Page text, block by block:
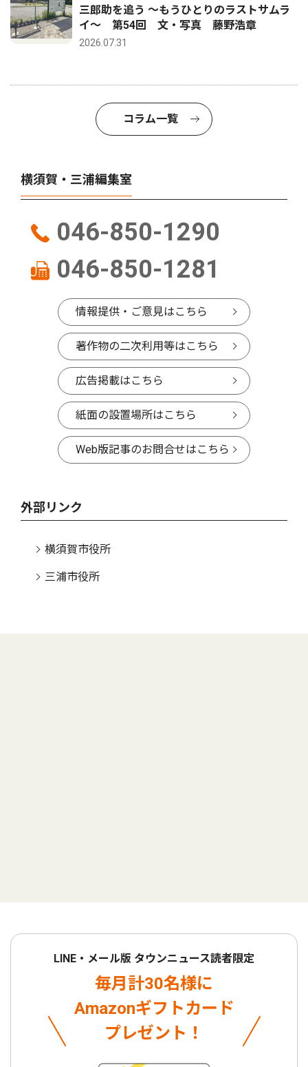
三郎助を追う 〜もうひとりのラストサムラ
イ〜 第54回 文・写真 藤野浩章
2026.07.31
コラム一覧
横須賀・三浦編集室
046-850-1290
046-850-1281
情報提供・ご意見はこちら
著作物の二次利用等はこちら
広告掲載はこちら
紙面の設置場所はこちら
Web版記事のお問合せはこちら
外部リンク
横須賀市役所
三浦市役所
LINE・メール版 タウンニュース読者限定
毎月計30名様に
Amazonギフトカード
プレゼント！